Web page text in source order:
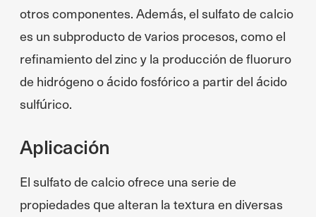
otros componentes. Además, el sulfato de calcio
es un subproducto de varios procesos, como el
refinamiento del zinc y la producción de fluoruro
de hidrógeno o ácido fosfórico a partir del ácido
sulfúrico.
Aplicación
El sulfato de calcio ofrece una serie de
propiedades que alteran la textura en diversas